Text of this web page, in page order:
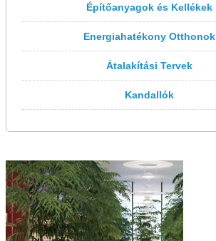
Építőanyagok és Kellékek
Energiahatékony Otthonok
Átalakítási Tervek
Kandallók